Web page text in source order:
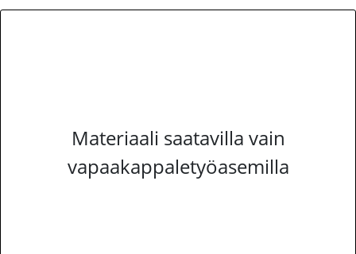
Materiaali saatavilla vain
vapaakappaletyöasemilla